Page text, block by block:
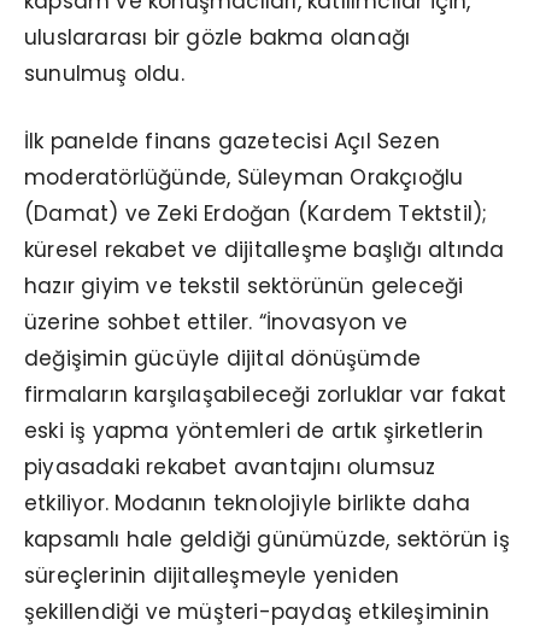
uluslararası bir gözle bakma olanağı
sunulmuş oldu.
İlk panelde finans gazetecisi Açıl Sezen
moderatörlüğünde, Süleyman Orakçıoğlu
(Damat) ve Zeki Erdoğan (Kardem Tektstil);
küresel rekabet ve dijitalleşme başlığı altında
hazır giyim ve tekstil sektörünün geleceği
üzerine sohbet ettiler. “İnovasyon ve
değişimin gücüyle dijital dönüşümde
firmaların karşılaşabileceği zorluklar var fakat
eski iş yapma yöntemleri de artık şirketlerin
piyasadaki rekabet avantajını olumsuz
etkiliyor. Modanın teknolojiyle birlikte daha
kapsamlı hale geldiği günümüzde, sektörün iş
süreçlerinin dijitalleşmeyle yeniden
şekillendiği ve müşteri-paydaş etkileşiminin